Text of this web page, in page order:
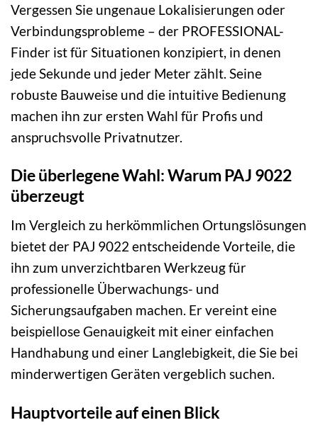
Vergessen Sie ungenaue Lokalisierungen oder
Verbindungsprobleme – der PROFESSIONAL-
Finder ist für Situationen konzipiert, in denen
jede Sekunde und jeder Meter zählt. Seine
robuste Bauweise und die intuitive Bedienung
machen ihn zur ersten Wahl für Profis und
anspruchsvolle Privatnutzer.
Die überlegene Wahl: Warum PAJ 9022
überzeugt
Im Vergleich zu herkömmlichen Ortungslösungen
bietet der PAJ 9022 entscheidende Vorteile, die
ihn zum unverzichtbaren Werkzeug für
professionelle Überwachungs- und
Sicherungsaufgaben machen. Er vereint eine
beispiellose Genauigkeit mit einer einfachen
Handhabung und einer Langlebigkeit, die Sie bei
minderwertigen Geräten vergeblich suchen.
Hauptvorteile auf einen Blick